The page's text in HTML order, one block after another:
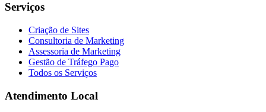
Serviços
Criação de Sites
Consultoria de Marketing
Assessoria de Marketing
Gestão de Tráfego Pago
Todos os Serviços
Atendimento Local